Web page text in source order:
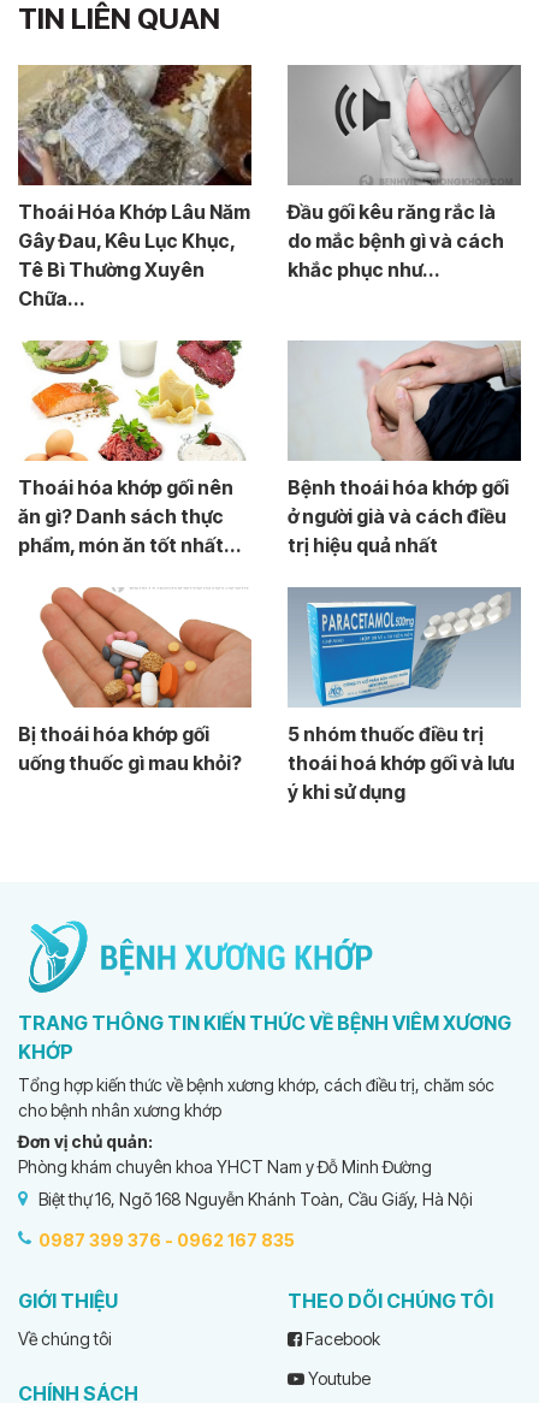
TIN LIÊN QUAN
Thoái Hóa Khớp Lâu Năm
Gây Đau, Kêu Lục Khục,
Tê Bì Thường Xuyên
Chữa...
Đầu gối kêu răng rắc là
do mắc bệnh gì và cách
khắc phục như...
Thoái hóa khớp gối nên
ăn gì? Danh sách thực
phẩm, món ăn tốt nhất...
Bệnh thoái hóa khớp gối
ở người già và cách điều
trị hiệu quả nhất
Bị thoái hóa khớp gối
uống thuốc gì mau khỏi?
5 nhóm thuốc điều trị
thoái hoá khớp gối và lưu
ý khi sử dụng
TRANG THÔNG TIN KIẾN THỨC VỀ BỆNH VIÊM XƯƠNG
KHỚP
Tổng hợp kiến thức về bệnh xương khớp, cách điều trị, chăm sóc
cho bệnh nhân xương khớp
Đơn vị chủ quản:
Phòng khám chuyên khoa YHCT Nam y Đỗ Minh Đường
Biệt thự 16, Ngõ 168 Nguyễn Khánh Toàn, Cầu Giấy, Hà Nội
0987 399 376 - 0962 167 835
GIỚI THIỆU
Về chúng tôi
CHÍNH SÁCH
THEO DÕI CHÚNG TÔI
Facebook
Youtube